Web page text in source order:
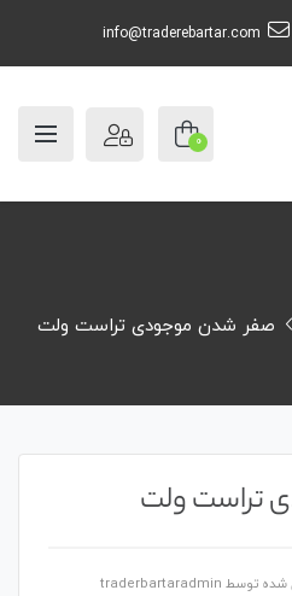
info@traderebartar.com
0
صفر شدن موجودی تراست ولت
تراست ولت
شده توسط traderbartaradmin